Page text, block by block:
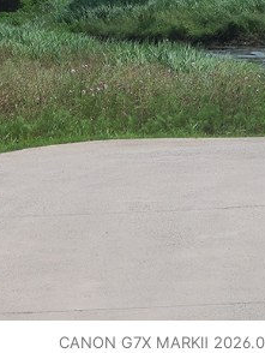
CANON G7X MARKⅡ